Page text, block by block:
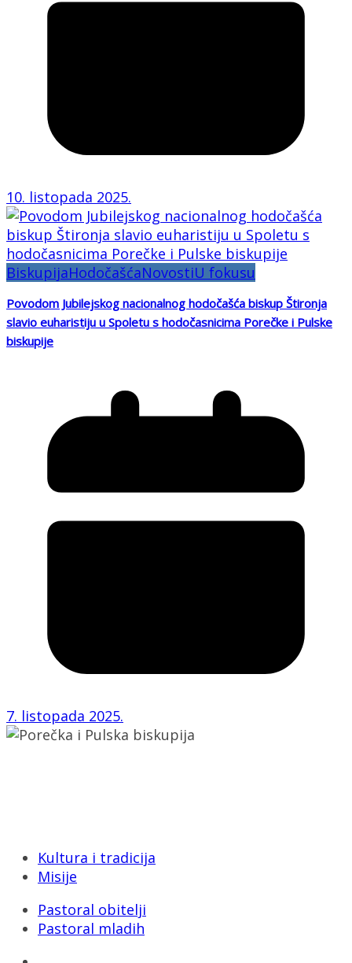
10. listopada 2025.
BiskupijaHodočašćaNovostiU fokusu
Povodom Jubilejskog nacionalnog hodočašća biskup Štironja
slavio euharistiju u Spoletu s hodočasnicima Porečke i Pulske
biskupije
7. listopada 2025.
Kultura i tradicija
Misije
Pastoral obitelji
Pastoral mladih